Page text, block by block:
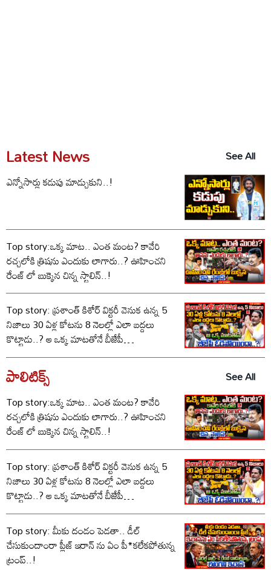
Latest News
See All
ఎన్నోసార్లు కడుపు మాడ్చుకుని..!
Top story:ఒక్క మాట.. ఎంత మంట? కావేరి
రచ్చలోకి త్రిషను ఎందుకు లాగారు..? ఊహించని
రేంజ్ లో బుక్కైన చిన్న స్టాలిన్..!
Top story: ప్రశాంత్ కిశోర్ విక్టరీ వెనుక ఉన్న 5
నిజాలు 30 ఏళ్ల కోటను 8 నెలల్లో ఎలా బద్దలు
కొట్టాడు..? ఆ ఒక్క మాటతోనే బీజేపీ
ఓడిపోయిందా..?
పాలిటిక్స్‌
See All
Top story:ఒక్క మాట.. ఎంత మంట? కావేరి
రచ్చలోకి త్రిషను ఎందుకు లాగారు..? ఊహించని
రేంజ్ లో బుక్కైన చిన్న స్టాలిన్..!
Top story: ప్రశాంత్ కిశోర్ విక్టరీ వెనుక ఉన్న 5
నిజాలు 30 ఏళ్ల కోటను 8 నెలల్లో ఎలా బద్దలు
కొట్టాడు..? ఆ ఒక్క మాటతోనే బీజేపీ
ఓడిపోయిందా..?
Top story: మీకు దండం పెడతా.. డీల్
చేసుకుందాంరా ప్లీజ్ ఇరాన్ ను ఏం పీ*కలేకపోతున్న
ట్రంప్..!